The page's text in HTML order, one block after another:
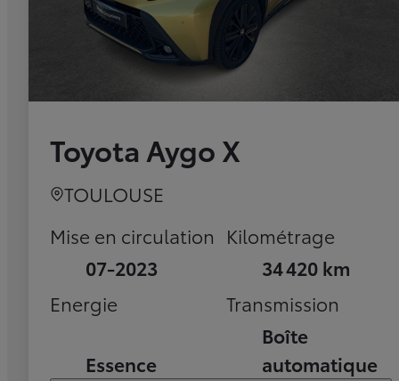
Toyota Aygo X
TOULOUSE
Mise en circulation
07-2023
Kilométrage
34 420 km
Energie
Essence
Transmission
Boîte
automatique